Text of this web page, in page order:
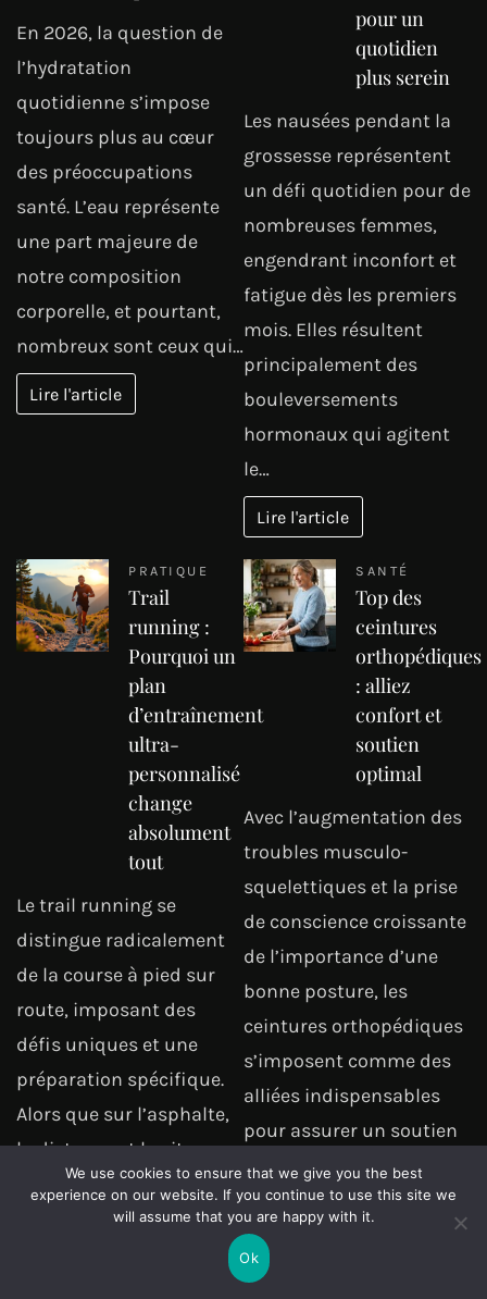
En 2026, la question de
l’hydratation
quotidienne s’impose
toujours plus au cœur
des préoccupations
santé. L’eau représente
une part majeure de
notre composition
corporelle, et pourtant,
nombreux sont ceux qui…
Lire l'article
pour un
quotidien
plus serein
Les nausées pendant la
grossesse représentent
un défi quotidien pour de
nombreuses femmes,
engendrant inconfort et
fatigue dès les premiers
mois. Elles résultent
principalement des
bouleversements
hormonaux qui agitent
le…
Lire l'article
PRATIQUE
Trail
running :
Pourquoi un
plan
d’entraînement
ultra-
personnalisé
change
absolument
tout
Le trail running se
distingue radicalement
de la course à pied sur
route, imposant des
défis uniques et une
préparation spécifique.
Alors que sur l’asphalte,
la distance et la vitesse…
Lire l'article
SANTÉ
Top des
ceintures
orthopédiques
: alliez
confort et
soutien
optimal
Avec l’augmentation des
troubles musculo-
squelettiques et la prise
de conscience croissante
de l’importance d’une
bonne posture, les
ceintures orthopédiques
s’imposent comme des
alliées indispensables
pour assurer un soutien
optimal et…
Lire l'article
We use cookies to ensure that we give you the best
experience on our website. If you continue to use this site we
will assume that you are happy with it.
Ok